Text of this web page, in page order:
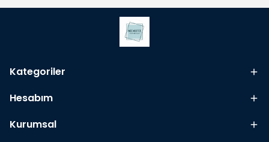
Kategoriler
Hesabım
Kurumsal